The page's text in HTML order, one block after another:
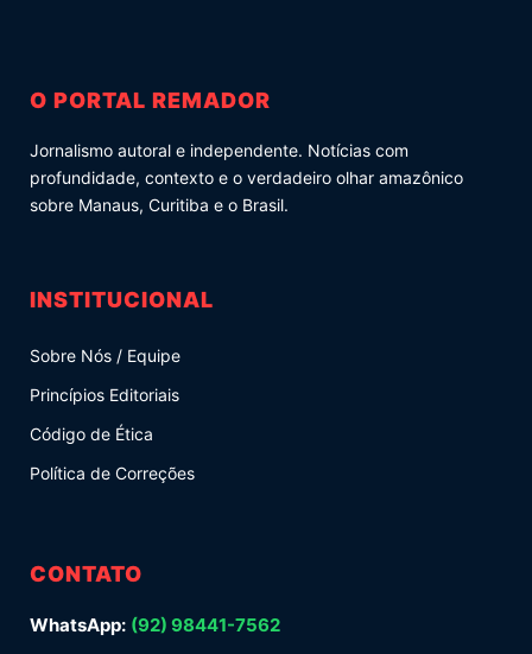
O PORTAL REMADOR
Jornalismo autoral e independente. Notícias com
profundidade, contexto e o verdadeiro olhar amazônico
sobre Manaus, Curitiba e o Brasil.
INSTITUCIONAL
Sobre Nós / Equipe
Princípios Editoriais
Código de Ética
Política de Correções
CONTATO
WhatsApp: (92) 98441-7562